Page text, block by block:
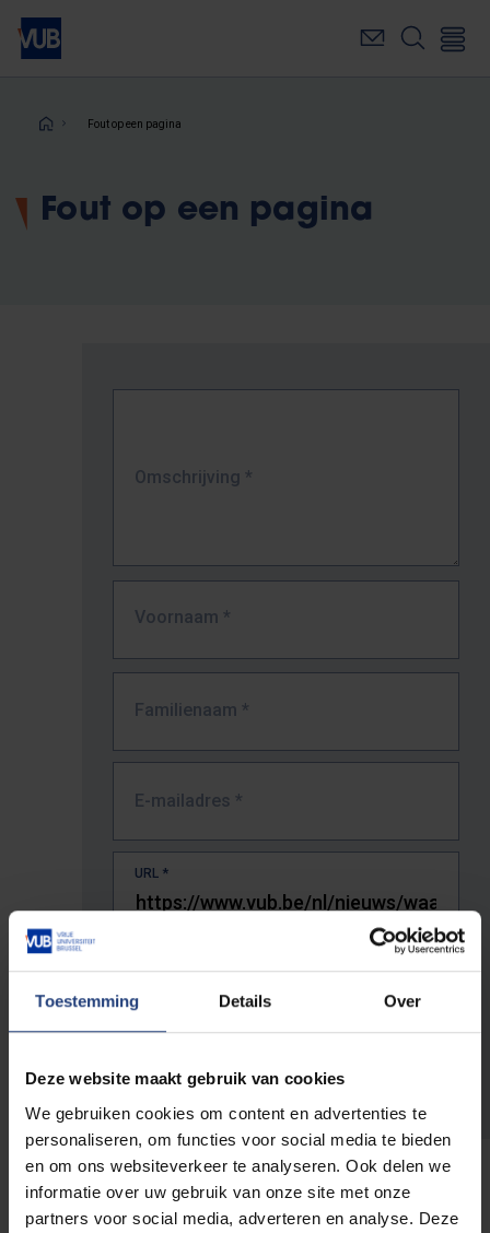
Toestemming Details Over
Deze website maakt gebruik van cookies
We gebruiken cookies om content en advertenties te
personaliseren, om functies voor social media te bieden
en om ons websiteverkeer te analyseren. Ook delen we
informatie over uw gebruik van onze site met onze
partners voor social media, adverteren en analyse. Deze
Overslaan
naar
inhoudKruimelpad
Fout op een pagina
Fout op een pagina
Omschrijving *
Voornaam *
Familienaam *
E-mailadres *
URL *
De volledige URL van de pagina waar je de fout zag.